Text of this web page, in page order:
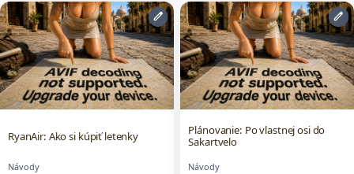
edit
RyanAir: Ako si kúpiť letenky
Návody
edit
Plánovanie: Po vlastnej osi do
Sakartvelo
Návody